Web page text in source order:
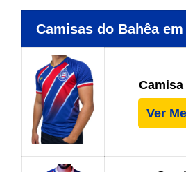
Camisas do Bahêa em
Ver